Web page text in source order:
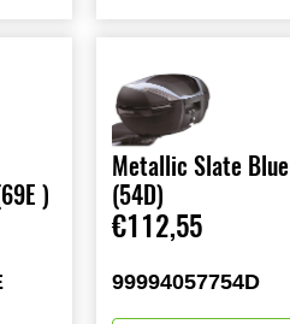
)
Metallic Slate Blue
(54D)
€112,55
99994057754D